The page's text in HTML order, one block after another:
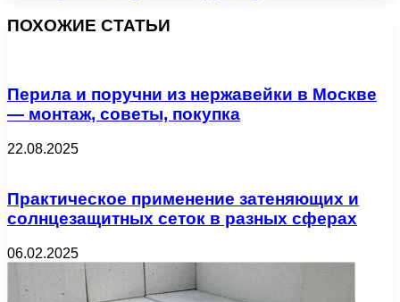
ПОХОЖИЕ СТАТЬИ
Перила и поручни из нержавейки в Москве
— монтаж, советы, покупка
22.08.2025
Практическое применение затеняющих и
солнцезащитных сеток в разных сферах
06.02.2025